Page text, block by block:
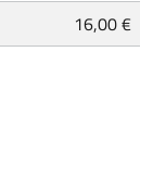
16,00 €